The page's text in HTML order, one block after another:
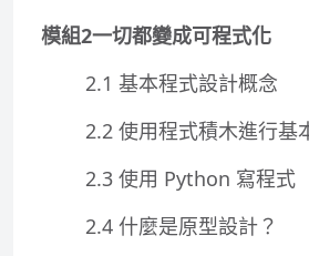
模組2一切都變成可程式化
2.1 基本程式設計概念
2.2 使用程式積木進行基
2.3 使用 Python 寫程式
2.4 什麼是原型設計？